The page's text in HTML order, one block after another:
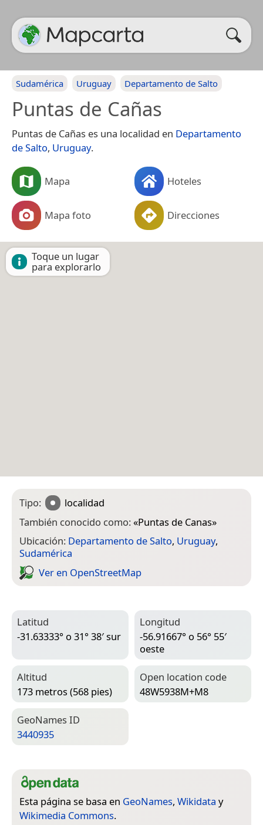
Sudamérica Uruguay Departamento de Salto
Puntas de Cañas
Puntas de Cañas es una localidad en Departamento
de Salto, Uruguay.
Mapa Hoteles
Mapa foto Direcciones
Toque un lugar
para explorarlo
Tipo:
localidad
También conocido como:«Puntas de Canas»
Ubicación: Departamento de Salto, Uruguay,
Sudamérica
Ver en Open­Street­Map
Latitud
-31.63333° o 31° 38′ sur
Longitud
-56.91667° o 56° 55′
oeste
Altitud
173 metros (568 pies)
Open location code
48W5938M+M8
Geo­Names ID
3440935
Esta página se basa en GeoNames, Wikidata y
Wikimedia Commons.